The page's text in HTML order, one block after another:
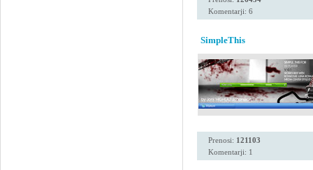
Komentarji: 6
SimpleThis
Prenosi: 121103
Komentarji: 1